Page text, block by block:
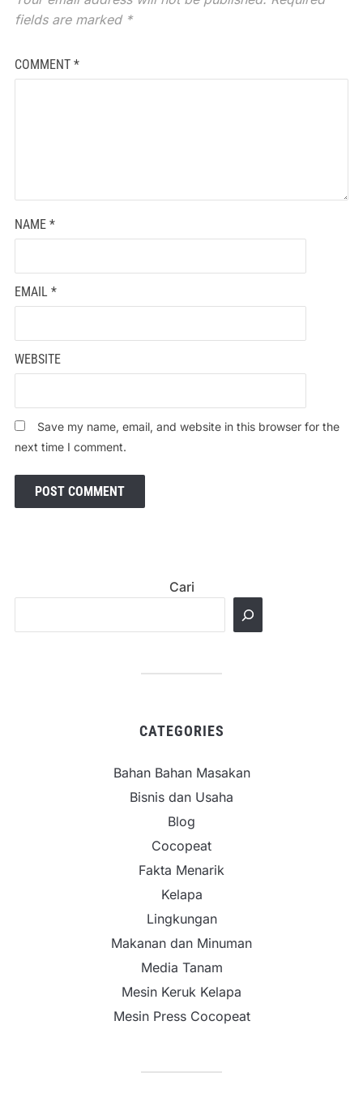
fields are marked *
COMMENT *
NAME *
EMAIL *
WEBSITE
Save my name, email, and website in this browser for the
next time I comment.
Cari
CATEGORIES
Bahan Bahan Masakan
Bisnis dan Usaha
Blog
Cocopeat
Fakta Menarik
Kelapa
Lingkungan
Makanan dan Minuman
Media Tanam
Mesin Keruk Kelapa
Mesin Press Cocopeat